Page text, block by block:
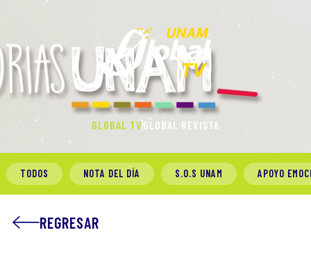
GLOBAL TV GLOBAL REVISTA
TODOS NOTA DEL DÍA S.O.S UNAM APOYO
REGRESAR